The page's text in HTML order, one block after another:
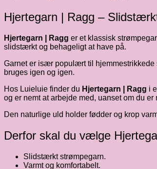
Hjertegarn | Ragg –
Hjertegarn | Ragg er et klassisk
slidstærkt og behageligt at have på.
Garnet er især populært til hjemmestrikkede
bruges igen og igen.
Hos Luieluie finder du Hjertegarn | Ragg i
og er nemt at arbejde med, uanset om du
Den naturlige uld holder fødder og krop
Derfor skal du vælge
Slidstærkt strømpegarn.
Varmt og komfortabelt.